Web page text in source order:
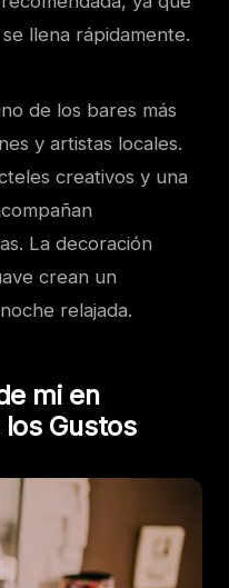
llena rápidamente.
de los bares más
y artistas locales.
creativos y una
La decoración
crean un
relajada.
mi en
los Gustos